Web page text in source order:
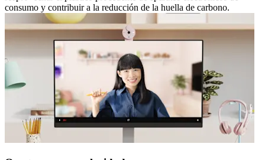
consumo y contribuir a la reducción de la huella de carbono.